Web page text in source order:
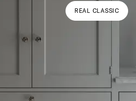
REAL CLASSIC